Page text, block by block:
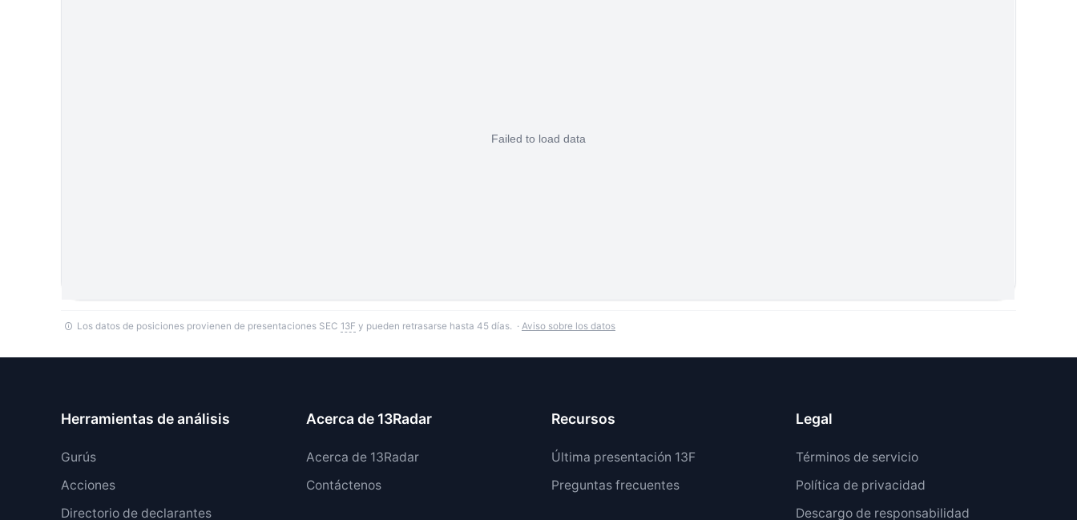
Los datos de posiciones provienen de presentaciones SEC 13F y pueden retrasarse hasta 45 días. · Aviso sobre los datos
Herramientas de análisis
Gurús
Acciones
Directorio de declarantes
Acerca de 13Radar
Acerca de 13Radar
Contáctenos
Recursos
Última presentación 13F
Preguntas frecuentes
Legal
Términos de servicio
Política de privacidad
Descargo de responsabilidad